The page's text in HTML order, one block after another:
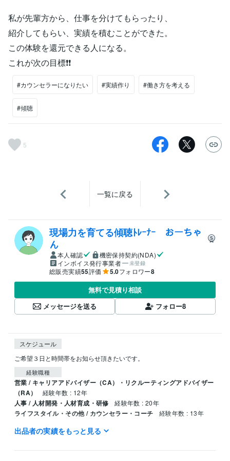
私が先輩方から、仕事を分けてもらったり、
紹介してもらい、実績を積むことができた。
この体験を還元できる人になる。
これが次の目標❗❗
#カウンセラーになりたい #実績作り #働き方を考える
#傾聴
5
一覧に戻る
現場力を育てる傾聴ﾄﾚｰﾅｰ おーちゃ
ん
本人確認
機密保持契約(NDA)
インボイス発行事業者
未登録
総販売実績55評価 5.0フォロワー8
無料で見積り相談
メッセージを送る
フォロー8
スケジュール
ご希望３日と時間帯をお知らせ頂きたいです。
経験職種
営業 / キャリアアドバイザー（CA）・リクルーティングアドバイザー
（RA）
経験年数 : 12年
人事 / 人材開発・人材育成・研修 経験年数 : 20年
ライフスタイル・その他 / カウンセラー・コーチ 経験年数 : 13年
職歴
出品者の実績をもっと見る